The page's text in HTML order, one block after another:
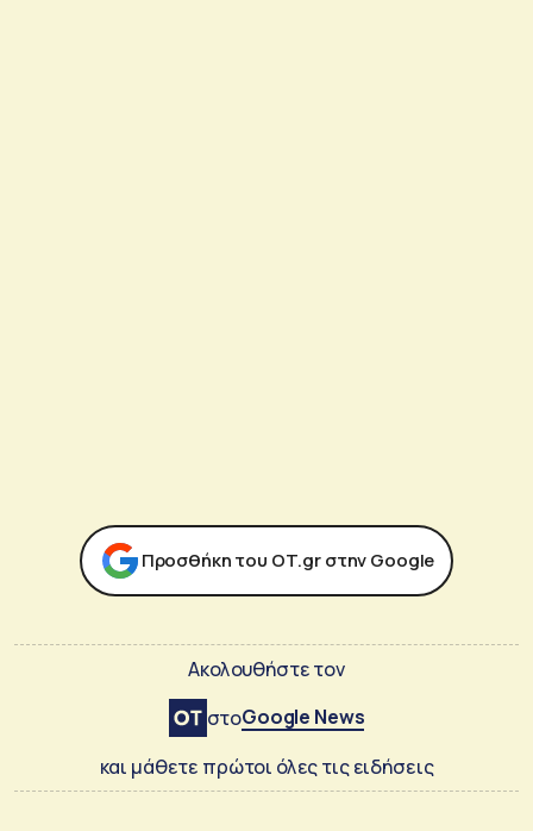
Προσθήκη του ΟΤ.gr στην Google
Ακολουθήστε τον
στοGoogle News
και μάθετε πρώτοι όλες τις ειδήσεις